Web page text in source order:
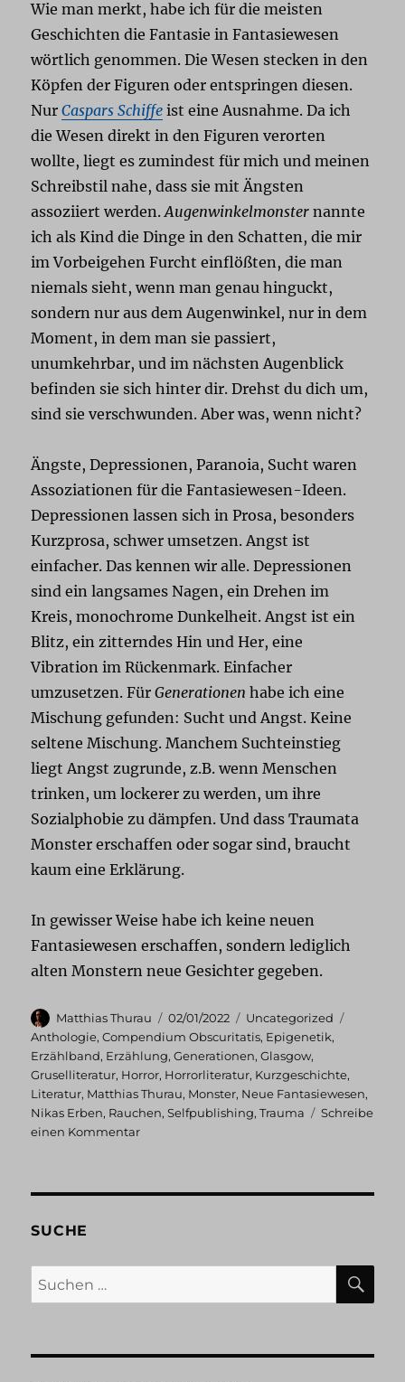
Wie man merkt, habe ich für die meisten
Geschichten die Fantasie in Fantasiewesen
wörtlich genommen. Die Wesen stecken in den
Köpfen der Figuren oder entspringen diesen.
NurCaspars Schiffe ist eine Ausnahme. Da ich
die Wesen direkt in den Figuren verorten
wollte, liegt es zumindest für mich und meinen
Schreibstil nahe, dass sie mit Ängsten
assoziiert werden.Augenwinkelmonster nannte
ich als Kind die Dinge in den Schatten, die mir
im Vorbeigehen Furcht einflößten, die man
niemals sieht, wenn man genau hinguckt,
sondern nur aus dem Augenwinkel, nur in dem
Moment, in dem man sie passiert,
unumkehrbar, und im nächsten Augenblick
befinden sie sich hinter dir. Drehst du dich um,
sind sie verschwunden. Aber was, wenn nicht?
Ängste, Depressionen, Paranoia, Sucht waren
Assoziationen für die Fantasiewesen-Ideen.
Depressionen lassen sich in Prosa, besonders
Kurzprosa, schwer umsetzen. Angst ist
einfacher. Das kennen wir alle. Depressionen
sind ein langsames Nagen, ein Drehen im
Kreis, monochrome Dunkelheit. Angst ist ein
Blitz, ein zitterndes Hin und Her, eine
Vibration im Rückenmark. Einfacher
umzusetzen. FürGenerationen habe ich eine
Mischung gefunden: Sucht und Angst. Keine
seltene Mischung. Manchem Suchteinstieg
liegt Angst zugrunde, z.B. wenn Menschen
trinken, um lockerer zu werden, um ihre
Sozialphobie zu dämpfen. Und dass Traumata
Monster erschaffen oder sogar sind, braucht
kaum eine Erklärung.
In gewisser Weise habe ich keine neuen
Fantasiewesen erschaffen, sondern lediglich
alten Monstern neue Gesichter gegeben.
Autor
Matthias Thurau
Veröffentlicht
am
02/01/2022 Kategorien
Uncategorized
Anthologie,Compendium Obscuritatis, Epigenetik,
Erzählband, Erzählung,Generationen,Glasgow,
Gruselliteratur, Horror, Horrorliteratur, Kurzgeschichte,
Literatur, Matthias Thurau, Monster, Neue Fantasiewesen,
Nikas Erben, Rauchen,Selfpublishing,Trauma
Schreibe
einen Kommentarzu
SUCHE
Suchen
nach: